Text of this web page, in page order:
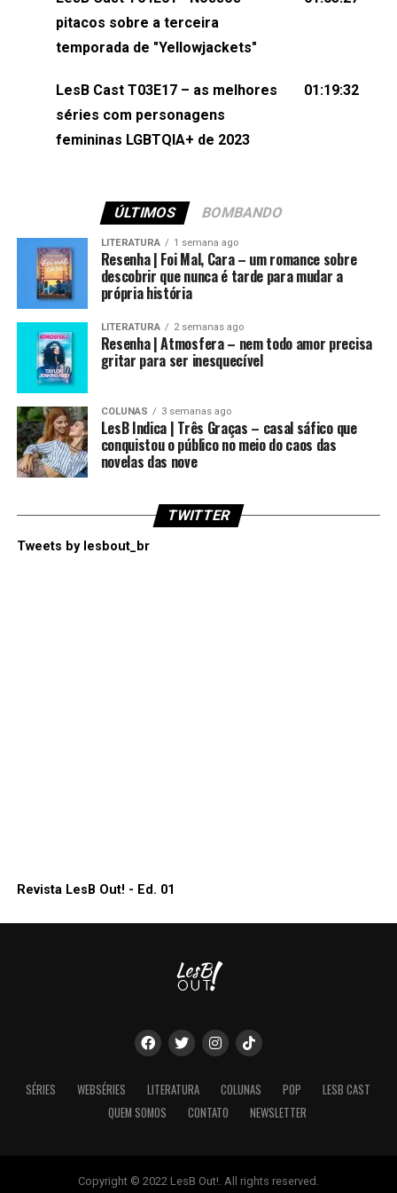
(⁠⁠⁠⁠@brunarfentanes⁠⁠⁠⁠) e Pollyelly FlorêncioEdição de
Naiady Machado
pitacos sobre a terceira
temporada de "Yellowjackets"
LesB Cast T03E17 – as melhores
séries com personagens
femininas LGBTQIA+ de 2023
01:19:32
ÚLTIMOS BOMBANDO
LITERATURA 1 semana ago
Resenha | Foi Mal, Cara – um romance sobre
descobrir que nunca é tarde para mudar a
própria história
LITERATURA 2 semanas ago
Resenha | Atmosfera – nem todo amor precisa
gritar para ser inesquecível
COLUNAS 3 semanas ago
LesB Indica | Três Graças – casal sáfico que
conquistou o público no meio do caos das
novelas das nove
TWITTER
Tweets by lesbout_br
Revista LesB Out! - Ed. 01
SÉRIES WEBSÉRIES LITERATURA COLUNAS POP
LESB CAST
QUEM SOMOS
CONTATO NEWSLETTER
Copyright © 2022 LesB Out!. All rights reserved.